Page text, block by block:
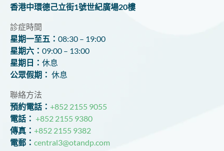
香港中環德己立街1號世紀廣場20樓
診症時間
星期一至五： 08:30 – 19:00
星期六： 09:00 – 13:00
星期日： 休息
公眾假期： 休息
聯絡方法
預約電話： +852 2155 9055
電話： +852 2155 9380
傳真： +852 2155 9382
電郵： central3@otandp.com